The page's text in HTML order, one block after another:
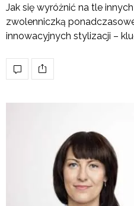
Jak się wyróżnić na tle
zwolenniczką
innowacyjnych stylizacji –